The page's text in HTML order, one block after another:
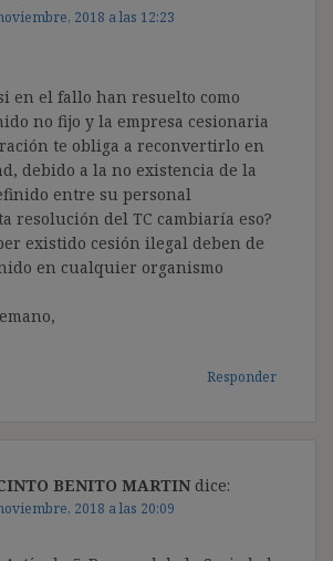
2018 a las 12:23
en el fallo han resuelto como
no fijo y la empresa cesionaria
te obliga a reconvertirlo en
debido a la no existencia de la
entre su personal
resolución del TC cambiaría eso?
existido cesión ilegal deben de
en cualquier organismo
Responder
BENITO MARTIN dice:
2018 a las 20:09